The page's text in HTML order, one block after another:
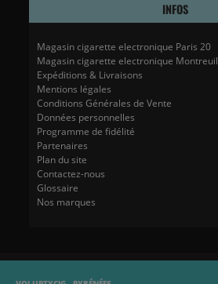
INFOS
Magasin cigarette electronique Paris 20
Magasin cigarette electronique Montreuil
Expéditions & Livraisons
Mentions légales
Conditions Générales de Vente
Données personnelles
Programme de fidélité
Partenaires
Plan du site
Contactez-nous
Glossaire
Nos marques